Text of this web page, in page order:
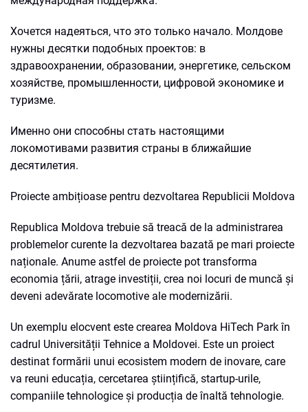
Хочется надеяться, что это только начало. Молдове
нужны десятки подобных проектов: в
здравоохранении, образовании, энергетике, сельском
хозяйстве, промышленности, цифровой экономике и
туризме.
Именно они способны стать настоящими
локомотивами развития страны в ближайшие
десятилетия.
Proiecte ambițioase pentru dezvoltarea Republicii Moldova
Republica Moldova trebuie să treacă de la administrarea
problemelor curente la dezvoltarea bazată pe mari proiecte
naționale. Anume astfel de proiecte pot transforma
economia țării, atrage investiții, crea noi locuri de muncă și
deveni adevărate locomotive ale modernizării.
Un exemplu elocvent este crearea Moldova HiTech Park în
cadrul Universității Tehnice a Moldovei. Este un proiect
destinat formării unui ecosistem modern de inovare, care
va reuni educația, cercetarea științifică, startup-urile,
companiile tehnologice și producția de înaltă tehnologie.